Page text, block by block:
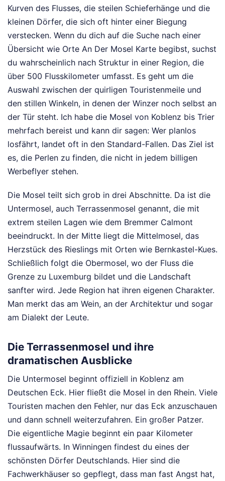
Kurven des Flusses, die steilen Schieferhänge und die
kleinen Dörfer, die sich oft hinter einer Biegung
verstecken. Wenn du dich auf die Suche nach einer
Übersicht wie Orte An Der Mosel Karte begibst, suchst
du wahrscheinlich nach Struktur in einer Region, die
über 500 Flusskilometer umfasst. Es geht um die
Auswahl zwischen der quirligen Touristenmeile und
den stillen Winkeln, in denen der Winzer noch selbst an
der Tür steht. Ich habe die Mosel von Koblenz bis Trier
mehrfach bereist und kann dir sagen: Wer planlos
losfährt, landet oft in den Standard-Fallen. Das Ziel ist
es, die Perlen zu finden, die nicht in jedem billigen
Werbeflyer stehen.
Die Mosel teilt sich grob in drei Abschnitte. Da ist die
Untermosel, auch Terrassenmosel genannt, die mit
extrem steilen Lagen wie dem Bremmer Calmont
beeindruckt. In der Mitte liegt die Mittelmosel, das
Herzstück des Rieslings mit Orten wie Bernkastel-Kues.
Schließlich folgt die Obermosel, wo der Fluss die
Grenze zu Luxemburg bildet und die Landschaft
sanfter wird. Jede Region hat ihren eigenen Charakter.
Man merkt das am Wein, an der Architektur und sogar
am Dialekt der Leute.
Die Terrassenmosel und ihre
dramatischen Ausblicke
Die Untermosel beginnt offiziell in Koblenz am
Deutschen Eck. Hier fließt die Mosel in den Rhein. Viele
Touristen machen den Fehler, nur das Eck anzuschauen
und dann schnell weiterzufahren. Ein großer Patzer.
Die eigentliche Magie beginnt ein paar Kilometer
flussaufwärts. In Winningen findest du eines der
schönsten Dörfer Deutschlands. Hier sind die
Fachwerkhäuser so gepflegt, dass man fast Angst hat,